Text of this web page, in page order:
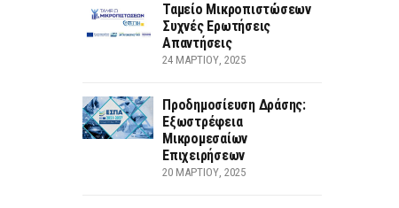
Ταμείο Μικροπιστώσεων
Συχνές Ερωτήσεις
Απαντήσεις
24 ΜΑΡΤΊΟΥ, 2025
Προδημοσίευση Δράσης:
Εξωστρέφεια
Μικρομεσαίων
Επιχειρήσεων
20 ΜΑΡΤΊΟΥ, 2025